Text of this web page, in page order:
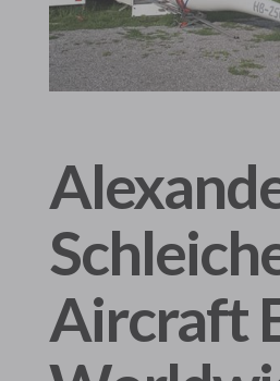
Aircraft